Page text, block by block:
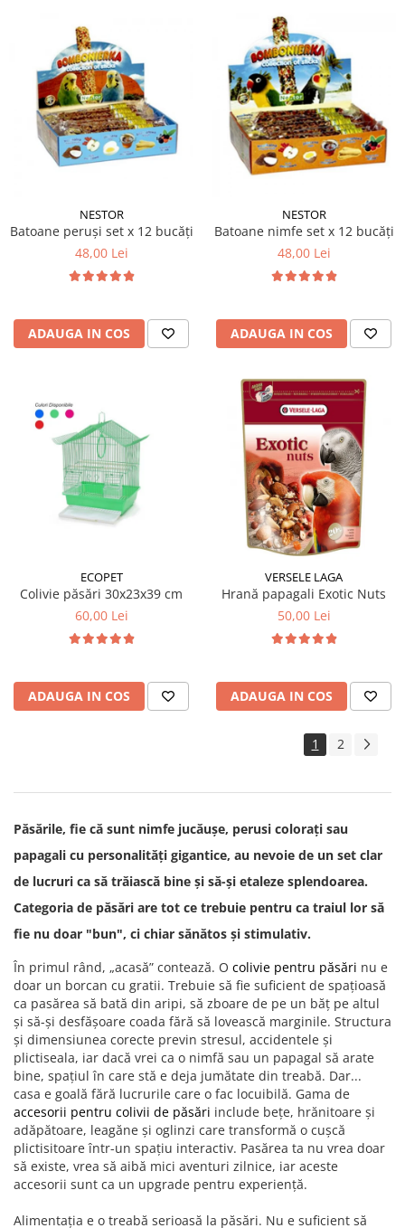
NESTOR
Batoane peruși set x 12 bucăți
48,00 Lei
ADAUGA IN COS
NESTOR
Batoane nimfe set x 12 bucăți
48,00 Lei
ADAUGA IN COS
ECOPET
Colivie păsări 30x23x39 cm
60,00 Lei
ADAUGA IN COS
VERSELE LAGA
Hrană papagali Exotic Nuts
50,00 Lei
ADAUGA IN COS
1 2
Păsările, fie că sunt nimfe jucăușe, perusi colorați sau
papagali cu personalități gigantice, au nevoie de un set clar
de lucruri ca să trăiască bine și să-și etaleze splendoarea.
Categoria de păsări are tot ce trebuie pentru ca traiul lor să
fie nu doar "bun", ci chiar sănătos și stimulativ.
În primul rând, „acasă” contează. O colivie pentru păsări nu e
doar un borcan cu gratii. Trebuie să fie suficient de spațioasă
ca pasărea să bată din aripi, să zboare de pe un băț pe altul
și să-și desfășoare coada fără să lovească marginile. Structura
și dimensiunea corecte previn stresul, accidentele și
plictiseala, iar dacă vrei ca o nimfă sau un papagal să arate
bine, spațiul în care stă e deja jumătate din treabă. Dar...
casa e goală fără lucrurile care o fac locuibilă. Gama de
accesorii pentru colivii de păsări include bețe, hrănitoare și
adăpătoare, leagăne și oglinzi care transformă o cușcă
plictisitoare într-un spațiu interactiv. Pasărea ta nu vrea doar
să existe, vrea să aibă mici aventuri zilnice, iar aceste
accesorii sunt ca un upgrade pentru experiență.
Alimentația e o treabă serioasă la păsări. Nu e suficient să